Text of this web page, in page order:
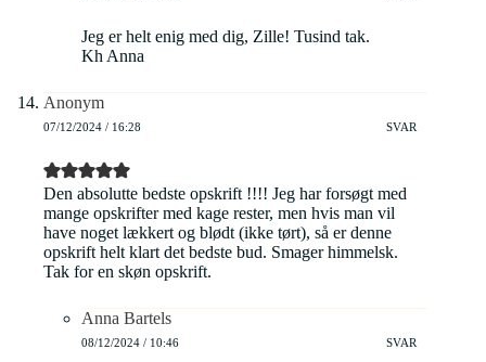
Jeg er helt enig med dig, Zille! Tusind tak.
Kh Anna
Anonym
07/12/2024 / 16:28 SVAR
Den absolutte bedste opskrift !!!! Jeg har forsøgt med
mange opskrifter med kage rester, men hvis man vil
have noget lækkert og blødt (ikke tørt), så er denne
opskrift helt klart det bedste bud. Smager himmelsk.
Tak for en skøn opskrift.
Anna Bartels
08/12/2024 / 10:46 SVAR